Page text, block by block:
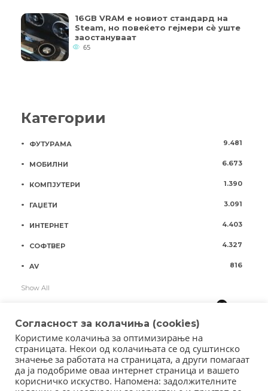
16GB VRAM е новиот стандард на
Steam, но повеќето гејмери ​​сè уште
заостануваат
65
Категории
ФУТУРАМА 9.481
МОБИЛНИ 6.673
КОМПЈУТЕРИ 1.390
ГАЏЕТИ 3.091
ИНТЕРНЕТ 4.403
СОФТВЕР 4.327
AV 816
Show All
Согласност за колачиња (cookies)
Користиме колачиња за оптимизирање на
страницата. Некои од колачињата се од суштинско
значење за работата на страницата, а други помагаат
да ја подобриме оваа интернет страница и вашето
корисничко искуство. Напомена: задолжителните